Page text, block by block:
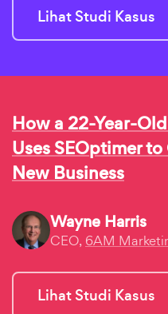
Lihat Studi Kasus
How a 22-Year-
Uses SEOptimer
New Business
Wayne Harris
CEO, 6AM
Lihat Studi Kasus